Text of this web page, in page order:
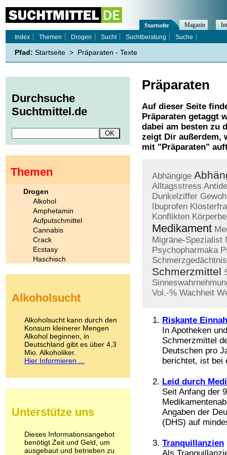
Präparaten
Auf dieser Seite
Präparaten getaggt
dabei am besten zu
zeigt Dir außerdem,
mit " Präparaten"
Abhängige
Alltagsstress
Dunkelziffer
Ibuprofen
Konflikten
Medikament
Migräne-Spezialist
Psychopharmaka
Schmerzgedächtnis
Schmerzmittel
Vol.-% Wachheit
Riskante
In Apotheken
Schmerzmittel
Deutschen pro
berichtet, ist bei
Leid durch
Seit Anfang der
Angaben der
(DHS) auf
Tranquillanzien
Startseite Magazin
Index
Themen Drogen Sucht Suchtberatung Suche
Pfad: Startseite > Präparaten - Texte
Durchsuche
Suchtmittel.de
Themen
Drogen
Alkohol
Amphetamin
Aufputschmittel
Cannabis
Crack
Ecstasy
Haschisch
Kokain
LSD
Marihuana
Medikamente
Meskalin
Metamphetamin
Methadon
Pilze
Psychopharmaka
Schlafmittel
Schmerzmittel
Alkoholsucht
Alkoholsucht kann durch den
Konsum kleinerer Mengen
Alkohol beginnen, in
Deutschland gibt es über 4,3
Mio. Alkoholiker.
Hier Informieren ...
Unterstütze uns
Dieses Informationsangebot
benötigt Zeit und Geld, um
ausgebaut und betrieben zu